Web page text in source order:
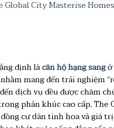
định làcăn hộ hạng sangở
mang đến trải nghiệm
dịch vụ đều được chăm
phân khúc cao cấp,
cư dân tinh hoa và giá